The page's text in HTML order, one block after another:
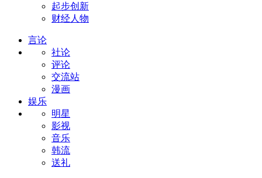
起步创新
财经人物
言论
社论
评论
交流站
漫画
娱乐
明星
影视
音乐
韩流
送礼